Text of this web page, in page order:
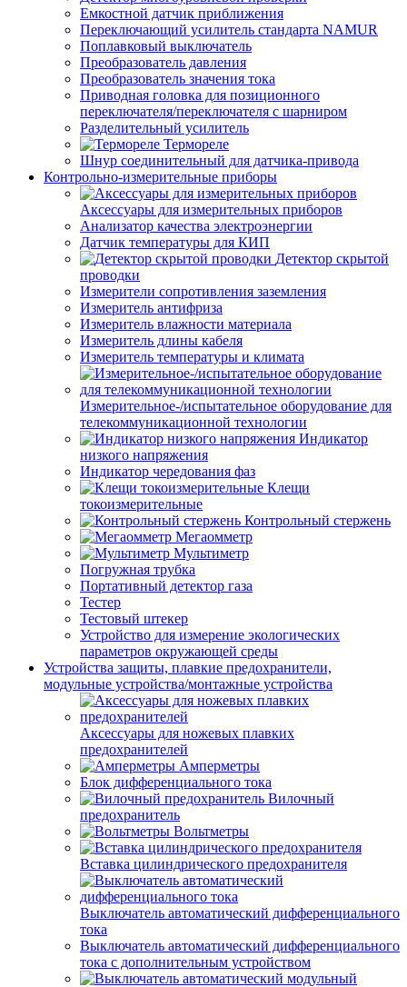
Емкостной датчик приближения
Переключающий усилитель стандарта NAMUR
Поплавковый выключатель
Преобразователь давления
Преобразователь значения тока
Приводная головка для позиционного
переключателя/переключателя с шарниром
Разделительный усилитель
Термореле
Шнур соединительный для датчика-привода
Контрольно-измерительные приборы
Аксессуары для измерительных приборов
Анализатор качества электроэнергии
Датчик температуры для КИП
Детектор скрытой
проводки
Измерители сопротивления заземления
Измеритель антифриза
Измеритель влажности материала
Измеритель длины кабеля
Измеритель температуры и климата
Измерительное-/испытательное оборудование для
телекоммуникационной технологии
Индикатор
низкого напряжения
Индикатор чередования фаз
Клещи
токоизмерительные
Контрольный стержень
Мегаомметр
Мультиметр
Погружная трубка
Портативный детектор газа
Тестер
Тестовый штекер
Устройство для измерение экологических
параметров окружающей среды
Устройства защиты, плавкие предохранители,
модульные устройства/монтажные устройства
Аксессуары для ножевых плавких
предохранителей
Амперметры
Блок дифференциального тока
Вилочный
предохранитель
Вольтметры
Вставка цилиндрического предохранителя
Выключатель автоматический дифференциального
тока
Выключатель автоматический дифференциального
тока с дополнительным устройством